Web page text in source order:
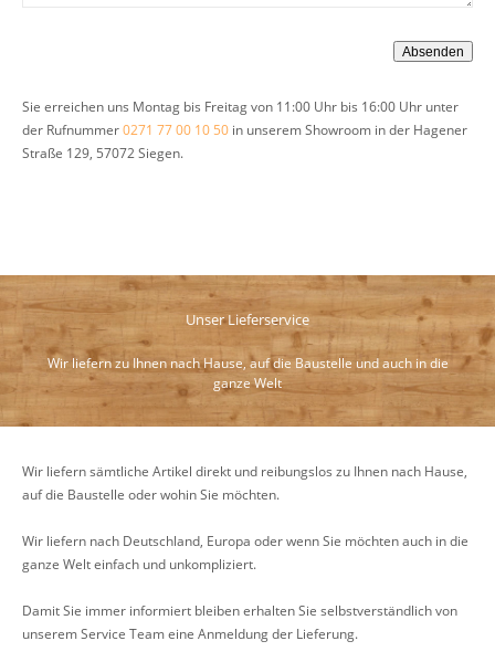
Sie erreichen uns Montag bis Freitag von 11:00 Uhr bis 16:00 Uhr unter
der Rufnummer0271 77 00 10 50 in unserem Showroom in der Hagener
Straße 129, 57072 Siegen.
Unser Lieferservice
Wir liefern zu Ihnen nach Hause, auf die Baustelle und auch in die
ganze Welt
Wir liefern sämtliche Artikel direkt und reibungslos zu Ihnen nach Hause,
auf die Baustelle oder wohin Sie möchten.
Wir liefern nach Deutschland, Europa oder wenn Sie möchten auch in die
ganze Welt einfach und unkompliziert.
Damit Sie immer informiert bleiben erhalten Sie selbstverständlich von
unserem Service Team eine Anmeldung der Lieferung.